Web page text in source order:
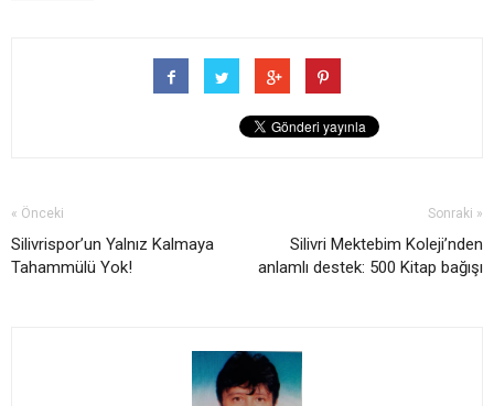
« Önceki
Silivrispor’un Yalnız Kalmaya
Tahammülü Yok!
Sonraki »
Silivri Mektebim Koleji’nden
anlamlı destek: 500 Kitap bağışı